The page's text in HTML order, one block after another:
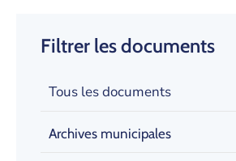
Filtrer les documents
Tous les documents
Archives municipales